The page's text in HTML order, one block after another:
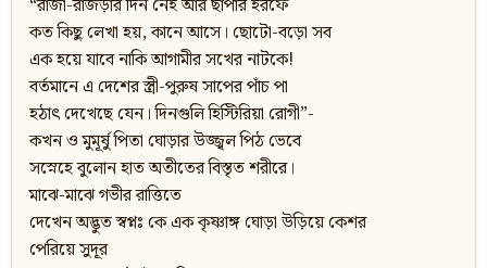
“রাজা-রাজড়ার দিন নেই আর ছাপার হরফে
কত কিছু লেখা হয়, কানে আসে। ছোটো-বড়ো সব
এক হয়ে যাবে নাকি আগামীর সখের নাটকে!
বর্তমানে এ দেশের স্ত্রী-পুরুষ সাপের পাঁচ পা
হঠাৎ দেখেছে যেন। দিনগুলি হিস্টিরিয়া রোগী”-
কখন ও মুমূর্ষু পিতা ঘোড়ার উজ্জ্বল পিঠ ভেবে
সস্নেহে বুলোন হাত অতীতের বিস্তৃত শরীরে।
মাঝে-মাঝে গভীর রাত্তিতে
দেখেন অদ্ভুত স্বপ্নঃ কে এক কৃষ্ণাঙ্গ ঘোড়া উড়িয়ে কেশর
পেরিয়ে সুদূর